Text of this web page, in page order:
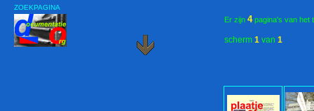
ZOEKPAGINA
Er zijn 4pagina's van het
scherm 1 van 1